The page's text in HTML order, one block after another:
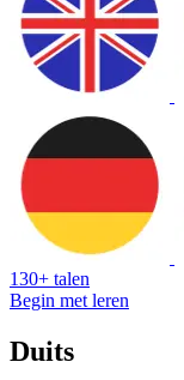
130+ talen
Begin met leren
Duits